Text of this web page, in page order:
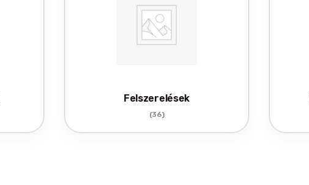
Felszerelések
(36)